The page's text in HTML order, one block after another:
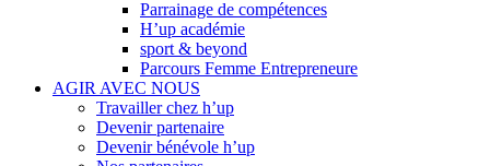
Parrainage de compétences
H’up académie
sport & beyond
Parcours Femme Entrepreneure
AGIR AVEC NOUS
Travailler chez h’up
Devenir partenaire
Devenir bénévole h’up